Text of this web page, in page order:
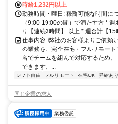
時給1,232円以上
勤務時間・曜日: 稼働可能な時間に
（9:00-19:00の間）で満たす方 *
り【連続3時間】 以上 * 週合計【15
仕事内容: 弊社のお客様よりご依頼
の業務を、完全在宅・フルリモー
名でチームを組んで対応するため
できます。...
シフト自由 フルリモート 在宅OK 昇給あり
同じ企業の求人
業務委託